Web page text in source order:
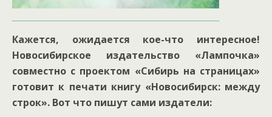
Кажется, ожидается кое-что интересное!
Новосибирское издательство «Лампочка»
совместно с проектом «Сибирь на страницах»
готовит к печати книгу «Новосибирск: между
строк». Вот что пишут сами издатели: